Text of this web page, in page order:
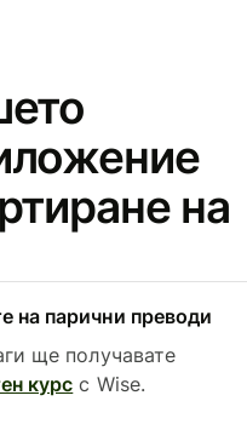
на
на парични преводи
ще получавате
курс с Wise.